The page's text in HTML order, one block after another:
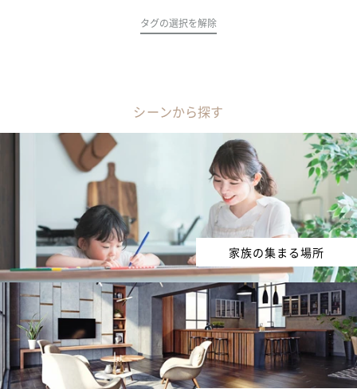
タグの選択を解除
シーンから探す
家族の集まる場所